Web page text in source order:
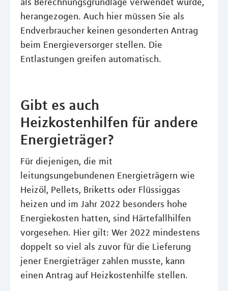
herangezogen. Auch hier müssen Sie als
Endverbraucher keinen gesonderten Antrag
beim Energieversorger stellen. Die
Entlastungen greifen automatisch.
Gibt es auch
Heizkostenhilfen für andere
Energieträger?
Für diejenigen, die mit
leitungsungebundenen Energieträgern wie
Heizöl, Pellets, Briketts oder Flüssiggas
heizen und im Jahr 2022 besonders hohe
Energiekosten hatten, sind Härtefallhilfen
vorgesehen. Hier gilt: Wer 2022 mindestens
doppelt so viel als zuvor für die Lieferung
jener Energieträger zahlen musste, kann
einen Antrag auf Heizkostenhilfe stellen.